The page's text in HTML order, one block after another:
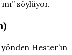
söylüyor.
Hester’ın